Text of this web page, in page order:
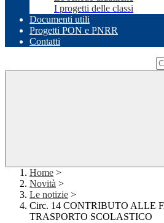
I progetti delle classi
Documenti utili
Progetti PON e PNRR
Contatti
Home >
Novità >
Le notizie >
Circ. 14 CONTRIBUTO ALLE
TRASPORTO SCOLASTICO